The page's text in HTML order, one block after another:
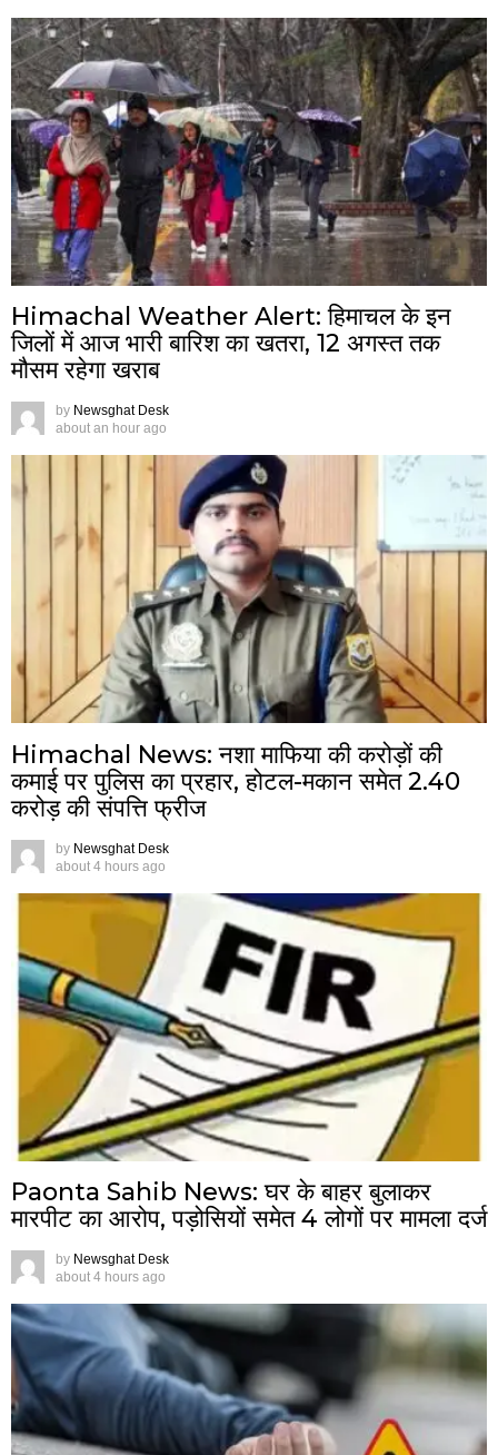
Himachal Weather Alert: हिमाचल के इन
जिलों में आज भारी बारिश का खतरा, 12 अगस्त तक
मौसम रहेगा खराब
by Newsghat Desk
about an hour ago
Himachal News: नशा माफिया की करोड़ों की
कमाई पर पुलिस का प्रहार, होटल-मकान समेत 2.40
करोड़ की संपत्ति फ्रीज
by Newsghat Desk
about 4 hours ago
Paonta Sahib News: घर के बाहर बुलाकर
मारपीट का आरोप, पड़ोसियों समेत 4 लोगों पर मामला दर्ज
by Newsghat Desk
about 4 hours ago